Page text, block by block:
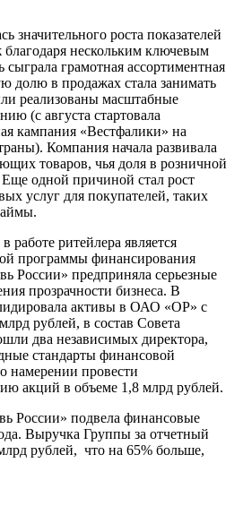
значительного роста показателей
благодаря нескольким ключевым
грамотная ассортиментная
долю в продажах стала занимать
реализованы масштабные
(с августа стартовала
кампания «Вестфалики» на
Компания начала развивала
товаров, чья доля в розничной
одной причиной стал рост
услуг для покупателей, таких
ритейлера является
программы финансирования
России» предприняла серьезные
прозрачности бизнеса. В
активы в ОАО «ОР» с
рублей, в состав Совета
два независимых директора,
стандарты финансовой
намерении провести
акций в объеме 1,8 млрд рублей.
России» подвела финансовые
Выручка Группы за отчетный
рублей, что на 65% больше,